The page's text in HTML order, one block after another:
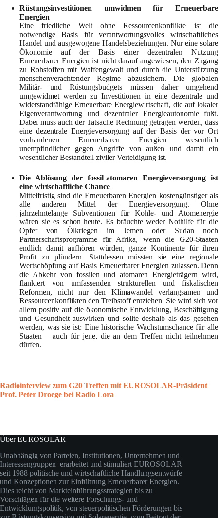
Rüstungsinvestitionen umwidmen für Erneuerbare
Energien
Eine friedliche Welt ohne Ressourcenkonflikte ist die
notwendige Basis für verantwortungsvolles wirtschaftliches
Handel und ausgewogene Handelsbeziehungen. Nur eine solare
Ökonomie auf der Basis einer dezentralen Nutzung
Erneuerbarer Energien ist nicht darauf angewiesen, den Zugang
zu Rohstoffen mit Waffengewalt und durch die Unterstützung
menschenverachtender Regime abzusichern. Die globalen
Militär- und Rüstungsbudgets müssen daher umgehend
umgewidmet werden zu Investitionen in eine dezentrale und
widerstandfähige Erneuerbare Energiewirtschaft, die auf lokaler
Eigenverantwortung und dezentraler Energieautonomie fußt.
Dabei muss auch der Tatsache Rechnung getragen werden, dass
eine dezentrale Energieversorgung auf der Basis der vor Ort
vorhandenen Erneuerbaren Energien wesentlich
unempfindlicher gegen Angriffe von außen und damit ein
wesentlicher Bestandteil ziviler Verteidigung ist.
Die Ablösung der fossil-atomaren Energieversorgung ist
eine wirtschaftliche Chance
Mittelfristig sind die Erneuerbaren Energien kostengünstiger als
alle anderen Mittel der Energieversorgung. Ohne
jahrzehntelange Subventionen für Kohle- und Atomenergie
wären sie es schon heute. Es bräuchte weder Nothilfe für die
Opfer von Ölkriegen im Jemen oder Sudan noch
Partnerschaftsprogramme für Afrika, wenn die G20-Staaten
endlich damit aufhören würden, ganze Kontinente für ihren
Profit zu plündern. Stattdessen müssten sie eine regionale
Wertschöpfung auf Basis Erneuerbarer Energien zulassen. Denn
die Abkehr von fossilen und atomaren Energieträgern wird,
flankiert von umfassenden strukturellen und fiskalischen
Reformen, nicht nur den Klimawandel verlangsamen und
Ressourcenkonflikten den Treibstoff entziehen. Sie wird sich vor
allem positiv auf die ökonomische Entwicklung, Beschäftigung
und Gesundheit auswirken und sollte deshalb als das gesehen
werden, was sie ist: Eine historische Wachstumschance für alle
Staaten – auch für jene, die an dem Treffen nicht teilnehmen
dürfen.
Radiointerview zum G20 Treffen mit EUROSOLAR-Präsident
Prof. Peter Droege bei Radio Lora
Über EUROSOLAR
Unabhängig von Parteien, Institutionen, Unternehmen und
Interessengruppen erarbeitet und stimuliert EUROSOLAR
seit 1988 politische und wirtschaftliche Handlungsentwürfe
und Konzeptionen zur Einführung Erneuerbarer Energien.
Dies reicht von Markteinführungsstrategien bis zu
Vorschlägen für die weitere Forschungs- und
Entwicklungspolitik, von steuerpolitischen Förderungen bis